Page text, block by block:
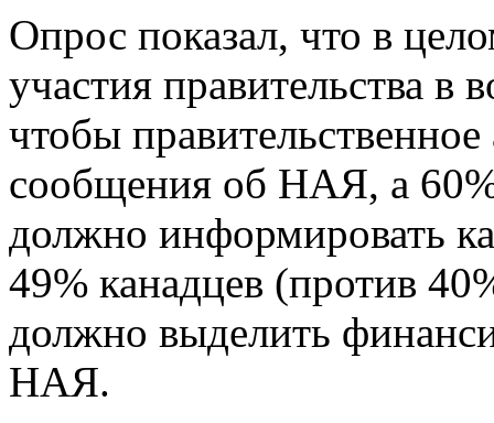
Опрос показал, что в
участия правительства
чтобы правительственное
сообщения об НАЯ, а 60%
должно информировать
49% канадцев (против
должно выделить
НАЯ.